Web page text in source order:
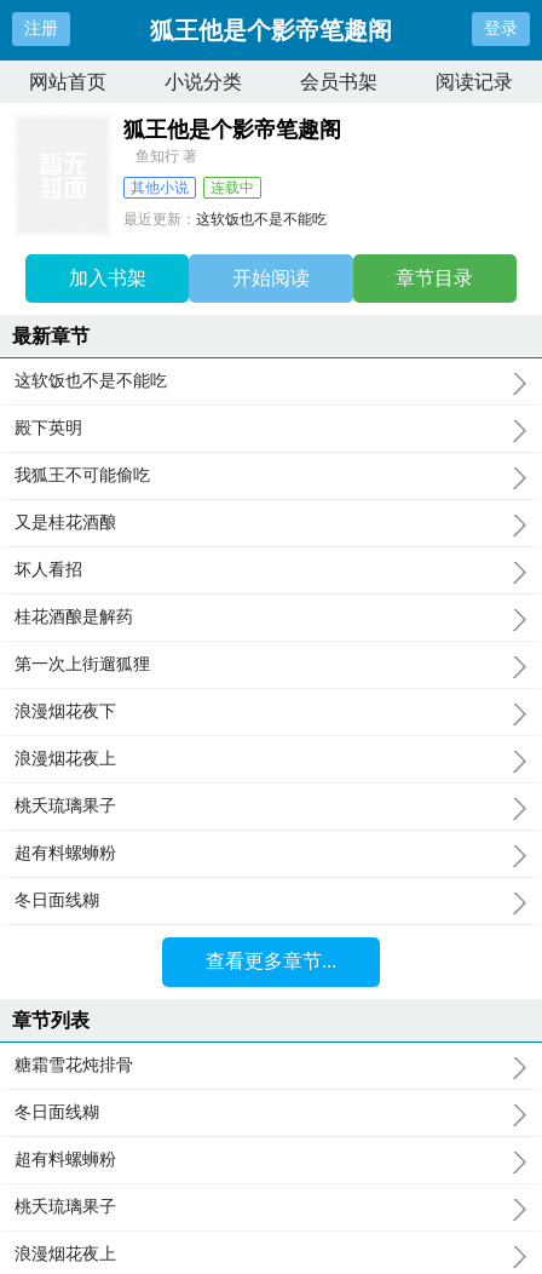
注册 狐王他是个影帝笔趣阁 登录
网站首页 小说分类 会员书架 阅读记录
狐王他是个影帝笔趣阁
鱼知行 著
其他小说
连载中
最近更新：这软饭也不是不能吃
加入书架 开始阅读 章节目录
最新章节
这软饭也不是不能吃
殿下英明
我狐王不可能偷吃
又是桂花酒酿
坏人看招
桂花酒酿是解药
第一次上街遛狐狸
浪漫烟花夜下
浪漫烟花夜上
桃夭琉璃果子
超有料螺蛳粉
冬日面线糊
查看更多章节...
章节列表
糖霜雪花炖排骨
冬日面线糊
超有料螺蛳粉
桃夭琉璃果子
浪漫烟花夜上